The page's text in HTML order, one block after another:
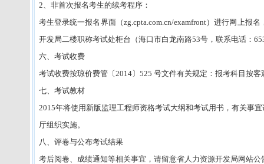
2、非首次报名考生的续考程序：
考生登录统一报名界面（zg.cpta.com.cn/examfront）进行网上报
开发局二楼职称考试处柜台（海口市白龙南路53号，联系电话：
六、考试收费
考试收费按琼价费管〔2014〕525 号文件有关规定：报考科目按
七、考试教材
2015年将使用新版监理工程师资格考试大纲和考试用书，有关事
厅组织实施。
八、评卷与公布考试结果
考后阅卷、成绩通知等相关事宜，请留意省人力资源开发局网站公